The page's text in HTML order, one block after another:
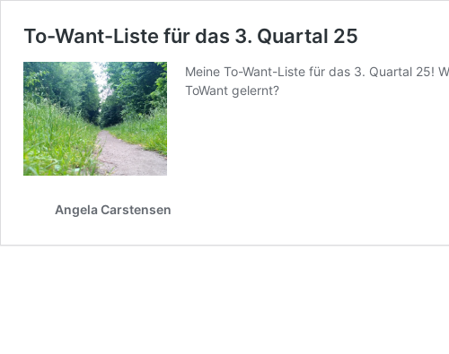
To-Want-Liste für das 3. Quartal 25
Meine To-Want-Liste für das 3. Quartal 25!
ToWant gelernt?
Angela Carstensen